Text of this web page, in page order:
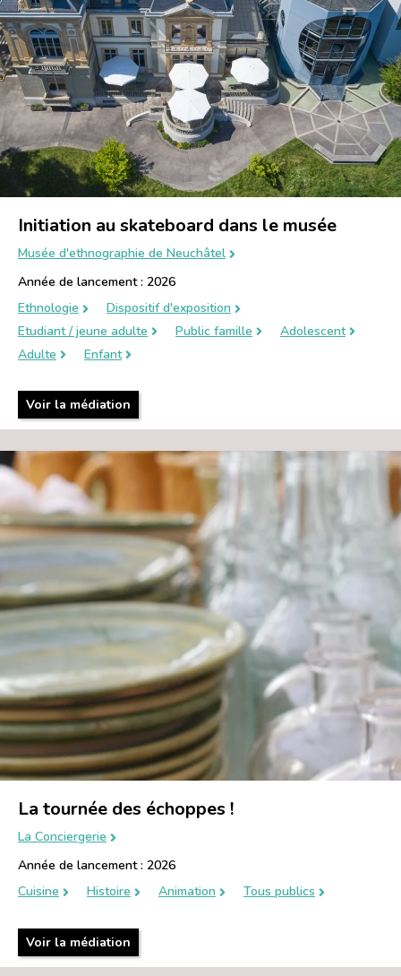
Initiation au skateboard dans le musée
Musée d'ethnographie de Neuchâtel
Année de lancement : 2026
Ethnologie
Dispositif d'exposition
Etudiant / jeune adulte
Public famille
Adolescent
Adulte
Enfant
Voir la médiation
La tournée des échoppes !
La Conciergerie
Année de lancement : 2026
Cuisine
Histoire Animation Tous publics
Voir la médiation